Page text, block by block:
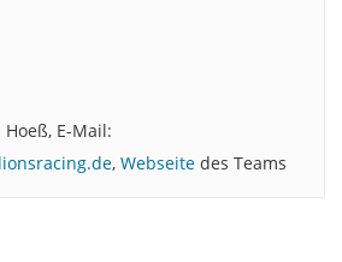
Hoeß, E-Mail:
, Webseite des Teams